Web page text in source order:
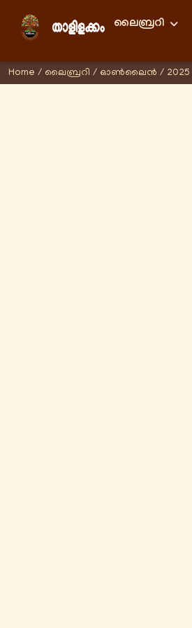
ലൈബ്രറി
Home / ലൈബ്രറി / ഓണ്‍ലൈന്‍ / 2025